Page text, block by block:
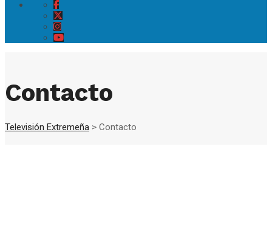
Contacto
Televisión Extremeña > Contacto